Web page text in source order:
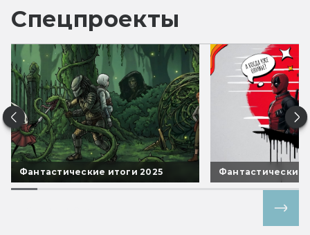
Спецпроекты
Фантастические итоги 2025 Фантастические